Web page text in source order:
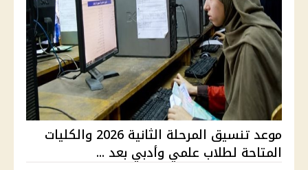
موعد تنسيق المرحلة الثانية 2026 والكليات
المتاحة لطلاب علمي وأدبي بعد ...